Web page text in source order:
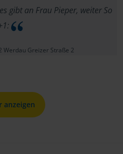
gibt an Frau Pieper, weiter So
Werdau Greizer Straße 2
anzeigen